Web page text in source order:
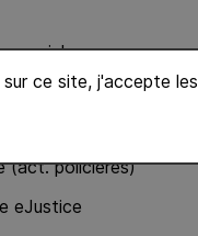
ce site, j'accepte les
sociale
(act. policières)
eJustice